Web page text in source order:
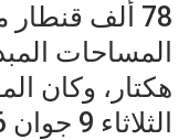
78 ألف
هكتار، وكان